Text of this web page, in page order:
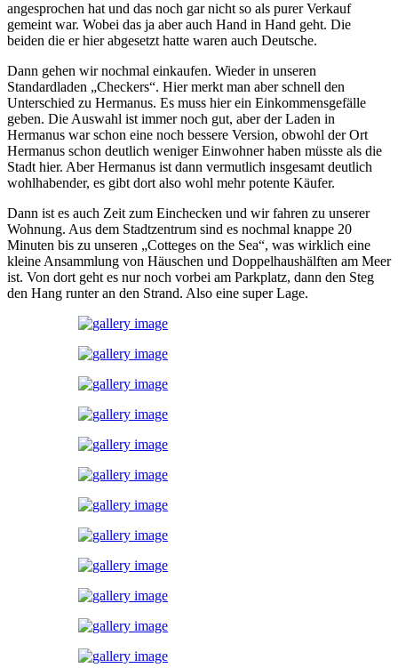
angesprochen hat und das noch gar nicht so als purer Verkauf
gemeint war. Wobei das ja aber auch Hand in Hand geht. Die
beiden die er hier abgesetzt hatte waren auch Deutsche.
Dann gehen wir nochmal einkaufen. Wieder in unseren
Standardladen „Checkers“. Hier merkt man aber schnell den
Unterschied zu Hermanus. Es muss hier ein Einkommensgefälle
geben. Die Auswahl ist immer noch gut, aber der Laden in
Hermanus war schon eine noch bessere Version, obwohl der Ort
Hermanus schon deutlich weniger Einwohner haben müsste als die
Stadt hier. Aber Hermanus ist dann vermutlich insgesamt deutlich
wohlhabender, es gibt dort also wohl mehr potente Käufer.
Dann ist es auch Zeit zum Einchecken und wir fahren zu unserer
Wohnung. Aus dem Stadtzentrum sind es nochmal knappe 20
Minuten bis zu unseren „Cotteges on the Sea“, was wirklich eine
kleine Ansammlung von Häuschen und Doppelhaushälften am Meer
ist. Von dort geht es nur noch vorbei am Parkplatz, dann den Steg
den Hang runter an den Strand. Also eine super Lage.